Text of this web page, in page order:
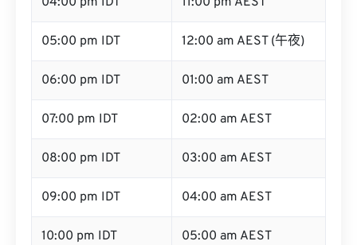
05:00 pm IDT 12:00 am AEST (午夜)
06:00 pm IDT 01:00 am AEST
07:00 pm IDT 02:00 am AEST
08:00 pm IDT 03:00 am AEST
09:00 pm IDT 04:00 am AEST
10:00 pm IDT 05:00 am AEST